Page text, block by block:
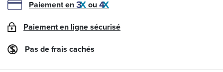
Paiement en ou
Paiement en ligne sécurisé
Pas de frais cachés